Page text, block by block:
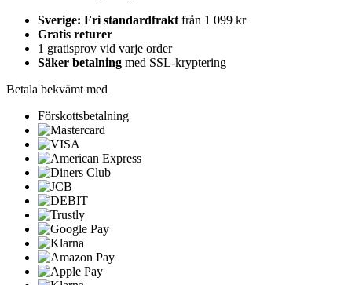
Sverige: Fri standardfrakt från 1 099 kr
Gratis returer
1 gratisprov vid varje order
Säker betalning med SSL-kryptering
Betala bekvämt med
Förskottsbetalning